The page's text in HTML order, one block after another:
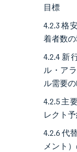
目標
4.2.3 格
着者数
4.2.4 新
ル・ア
ル需要
4.2.5 主
レクト
4.2.6 代
メント